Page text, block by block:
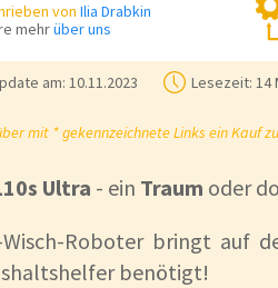
von Ilia Drabkin
mehrüber uns
am: 10.11.2023 Lesezeit: 14
mit * gekennzeichnete Links ein Kauf
Ultra - ein Traum oder
Wisch-Roboter bringt auf
benötigt!